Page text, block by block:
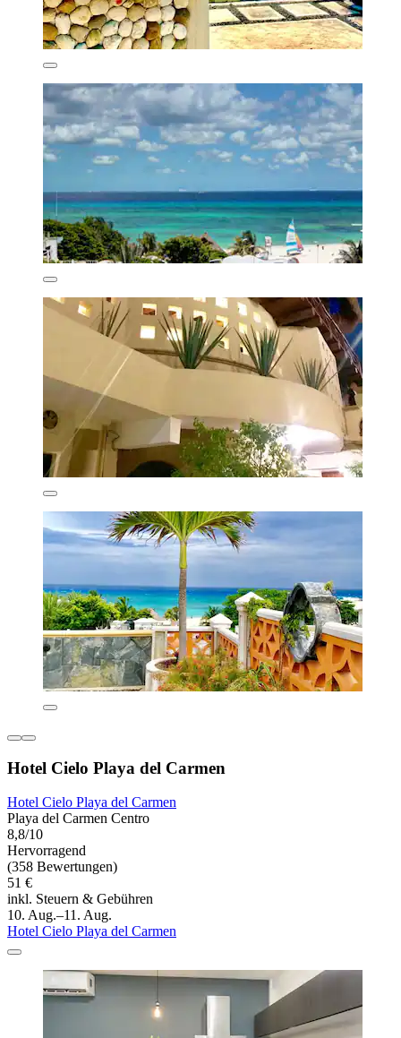
Hotel Cielo Playa del Carmen
Hotel Cielo Playa del Carmen
Playa del Carmen Centro
8,8/10
Hervorragend
(358 Bewertungen)
51 €
inkl. Steuern & Gebühren
10. Aug.–11. Aug.
Hotel Cielo Playa del Carmen